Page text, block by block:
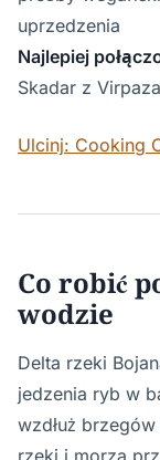
uprzedzenia
Najlepiej
Skadar z
Ulcinj: Cooking
Co robić
wodzie
Delta rzeki
jedzenia ryb w
wzdłuż
rzeki i morza